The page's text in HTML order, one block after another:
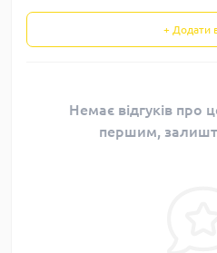
+ Додати
Немає відгуків про
першим,